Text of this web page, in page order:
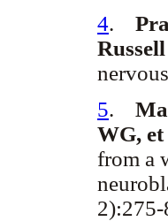
4.
5.
WG, et
from a
2):275-